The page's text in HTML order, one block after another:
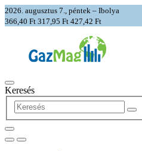
2026. augusztus 7., péntek – Ibolya
366,40 Ft 317,95 Ft 427,42 Ft
Keresés